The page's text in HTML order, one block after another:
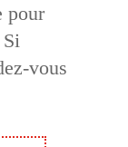
pour
vous